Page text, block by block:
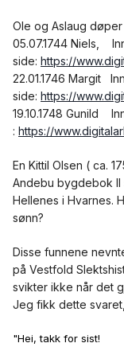
Ole og Aslaug
05.07.1744 Niels,
side: https://
22.01.1746 Margit
side: https://
19.10.1748 Gunild
: https://
En Kittil Olsen ( ca.
Andebu bygdebok
Hellenes i Hvarnes.
sønn?
Disse funnene
på Vestfold
svikter ikke når det
Jeg fikk dette
"Hei, takk for sist!